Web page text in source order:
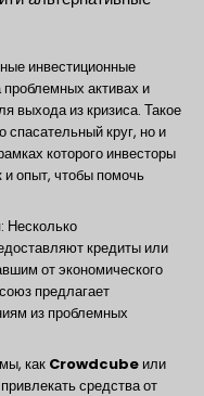
инвестиционные
активах и
выхода из кризиса. Такое
круг, но и
которого инвесторы
и опыт, чтобы помочь
: Несколько
кредиты или
от экономического
предлагает
из проблемных
как Crowdcube или
средства от